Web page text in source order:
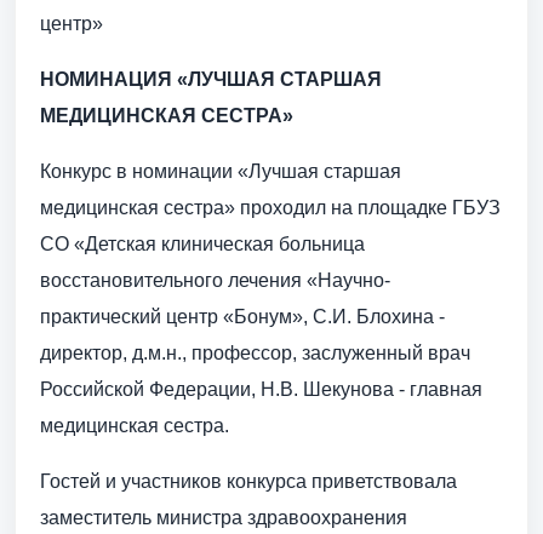
центр»
НОМИНАЦИЯ «ЛУЧШАЯ СТАРШАЯ
МЕДИЦИНСКАЯ СЕСТРА»
Конкурс в номинации «Лучшая старшая
медицинская сестра» проходил на площадке ГБУЗ
СО «Детская клиническая больница
восстановительного лечения «Научно-
практический центр «Бонум», С.И. Блохина -
директор, д.м.н., профессор, заслуженный врач
Российской Федерации, Н.В. Шекунова - главная
медицинская сестра.
Гостей и участников конкурса приветствовала
заместитель министра здравоохранения